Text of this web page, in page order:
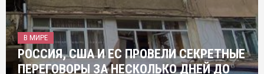
В МИРЕ
РОССИЯ, США И ЕС ПРОВЕЛИ СЕКРЕТНЫЕ
ПЕРЕГОВОРЫ ЗА НЕСКОЛЬКО ДНЕЙ ДО